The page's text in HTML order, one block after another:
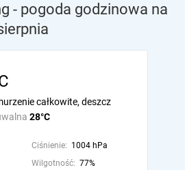
- pogoda godzinowa na
28°C
całkowite, deszcz
Ciśnienie: 1004 hPa
Wilgotność: 77%